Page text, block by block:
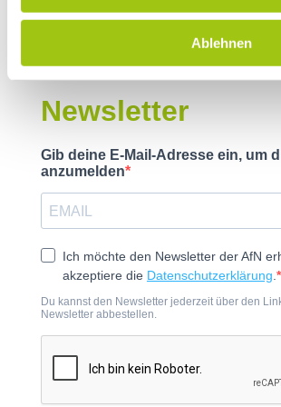
Ablehnen
Newsletter
Gib deine E-Mail-Adresse ein, um
anzumelden
Ich möchte den Newsletter der AfN
akzeptiere die Datenschutzerklärung.
Du kannst den Newsletter jederzeit über den
Newsletter abbestellen.